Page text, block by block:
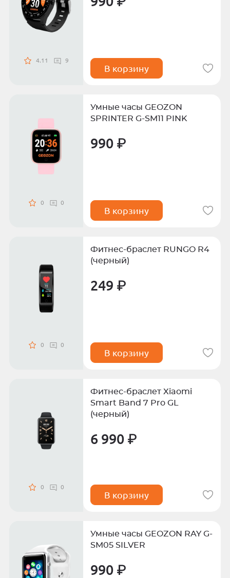
4.11 9
В корзину
0 0
Умные часы GEOZON
SPRINTER G-SM11 PINK
990 ₽
В корзину
0 0
Фитнес-браслет RUNGO R4
(черный)
249 ₽
В корзину
0 0
Фитнес-браслет Xiaomi
Smart Band 7 Pro GL
(черный)
6 990 ₽
В корзину
Умные часы GEOZON RAY G-
SM05 SILVER
990 ₽